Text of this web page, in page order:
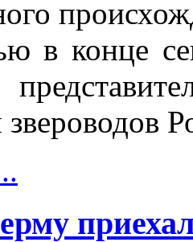
в конце